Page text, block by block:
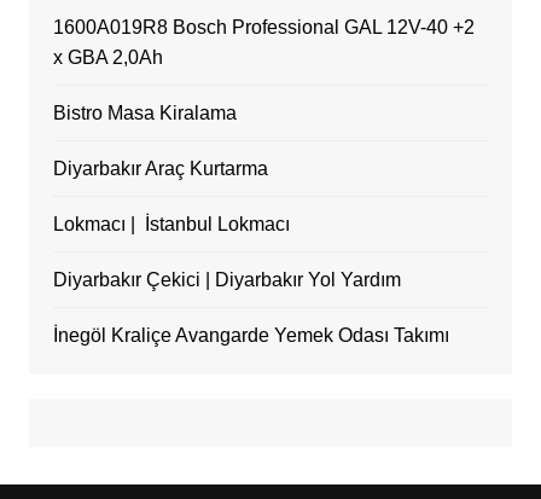
1600A019R8 Bosch Professional GAL 12V-40 +2
x GBA 2,0Ah
Bistro Masa Kiralama
Diyarbakır Araç Kurtarma
Lokmacı | İstanbul Lokmacı
Diyarbakır Çekici | Diyarbakır Yol Yardım
İnegöl Kraliçe Avangarde Yemek Odası Takımı